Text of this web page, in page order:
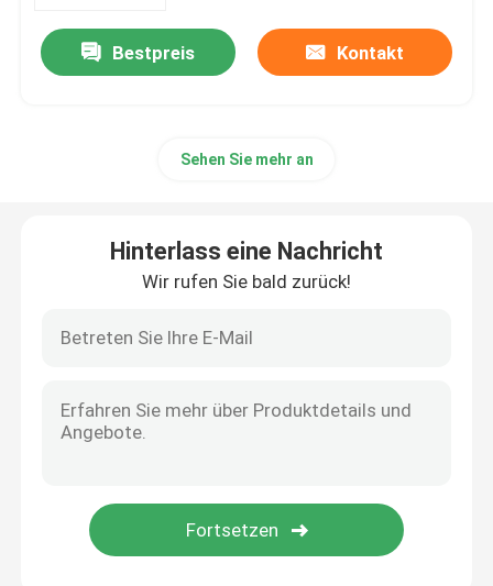
Bestpreis Kontakt
Sehen Sie mehr an
Hinterlass eine Nachricht
Wir rufen Sie bald zurück!